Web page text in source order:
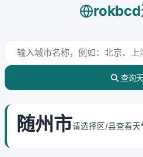
rokbcd
查询
随州市请选择区/县查看天